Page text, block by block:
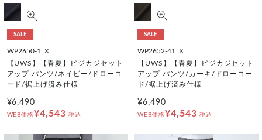
SALE
WP2650-1_X
【UWS】【春夏】ビジカジセット
アップ パンツ/ネイビー/ドローコ
ード/裾上げ済み仕様
¥6,490
WEB価格¥4,543 税込
SALE
WP2652-41_X
【UWS】【春夏】ビジカジセット
アップ パンツ/カーキ/ドローコー
ド/裾上げ済み仕様
¥6,490
WEB価格¥4,543 税込